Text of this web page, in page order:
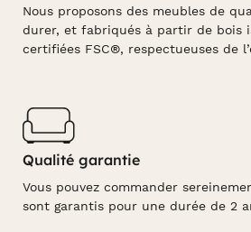
Nous proposons des meubles de
durer, et fabriqués à partir de bois
certifiées FSC®, respectueuses de
Qualité garantie
Vous pouvez commander
sont garantis pour une durée de 2